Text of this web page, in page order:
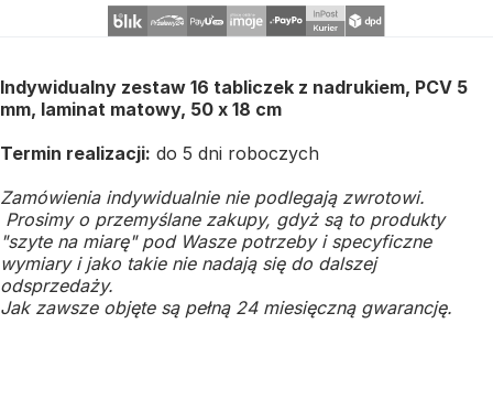
Indywidualny zestaw 16 tabliczek z nadrukiem, PCV 5
mm, laminat matowy, 50 x 18 cm
Termin realizacji: do 5 dni roboczych
Zamówienia indywidualnie nie podlegają zwrotowi.
Prosimy o przemyślane zakupy, gdyż są to produkty
"szyte na miarę" pod Wasze potrzeby i specyficzne
wymiary i jako takie nie nadają się do dalszej
odsprzedaży.
Jak zawsze objęte są pełną 24 miesięczną gwarancję.